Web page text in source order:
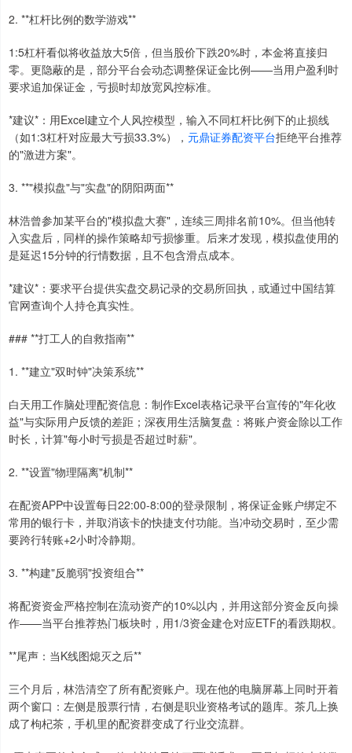
2. **杠杆比例的数学游戏**
1:5杠杆看似将收益放大5倍，但当股价下跌20%时，本金将直接归
零。更隐蔽的是，部分平台会动态调整保证金比例——当用户盈利时
要求追加保证金，亏损时却放宽风控标准。
*建议*：用Excel建立个人风控模型，输入不同杠杆比例下的止损线
（如1:3杠杆对应最大亏损33.3%）， 元鼎证券配资平台拒绝平台推荐
的"激进方案"。
3. **"模拟盘"与"实盘"的阴阳两面**
林浩曾参加某平台的"模拟盘大赛"，连续三周排名前10%。但当他转
入实盘后，同样的操作策略却亏损惨重。后来才发现，模拟盘使用的
是延迟15分钟的行情数据，且不包含滑点成本。
*建议*：要求平台提供实盘交易记录的交易所回执，或通过中国结算
官网查询个人持仓真实性。
### **打工人的自救指南**
1. **建立"双时钟"决策系统**
白天用工作脑处理配资信息：制作Excel表格记录平台宣传的"年化收
益"与实际用户反馈的差距；深夜用生活脑复盘：将账户资金除以工作
时长，计算"每小时亏损是否超过时薪"。
2. **设置"物理隔离"机制**
在配资APP中设置每日22:00-8:00的登录限制，将保证金账户绑定不
常用的银行卡，并取消该卡的快捷支付功能。当冲动交易时，至少需
要跨行转账+2小时冷静期。
3. **构建"反脆弱"投资组合**
将配资资金严格控制在流动资产的10%以内，并用这部分资金反向操
作——当平台推荐热门板块时，用1/3资金建仓对应ETF的看跌期权。
**尾声：当K线图熄灭之后**
三个月后，林浩清空了所有配资账户。现在他的电脑屏幕上同时开着
两个窗口：左侧是股票行情，右侧是职业资格考试的题库。茶几上换
成了枸杞茶，手机里的配资群变成了行业交流群。